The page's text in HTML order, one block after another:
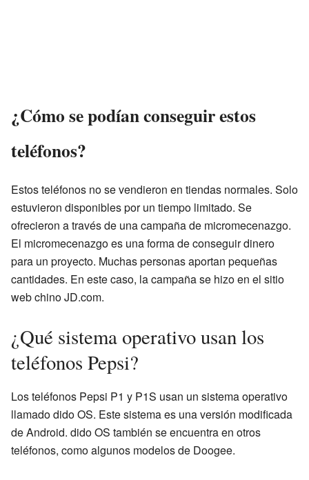
¿Cómo se podían conseguir estos
teléfonos?
Estos teléfonos no se vendieron en tiendas normales. Solo
estuvieron disponibles por un tiempo limitado. Se
ofrecieron a través de una campaña de micromecenazgo.
El micromecenazgo es una forma de conseguir dinero
para un proyecto. Muchas personas aportan pequeñas
cantidades. En este caso, la campaña se hizo en el sitio
web chino JD.com.
¿Qué sistema operativo usan los
teléfonos Pepsi?
Los teléfonos Pepsi P1 y P1S usan un sistema operativo
llamado dido OS. Este sistema es una versión modificada
de Android. dido OS también se encuentra en otros
teléfonos, como algunos modelos de Doogee.